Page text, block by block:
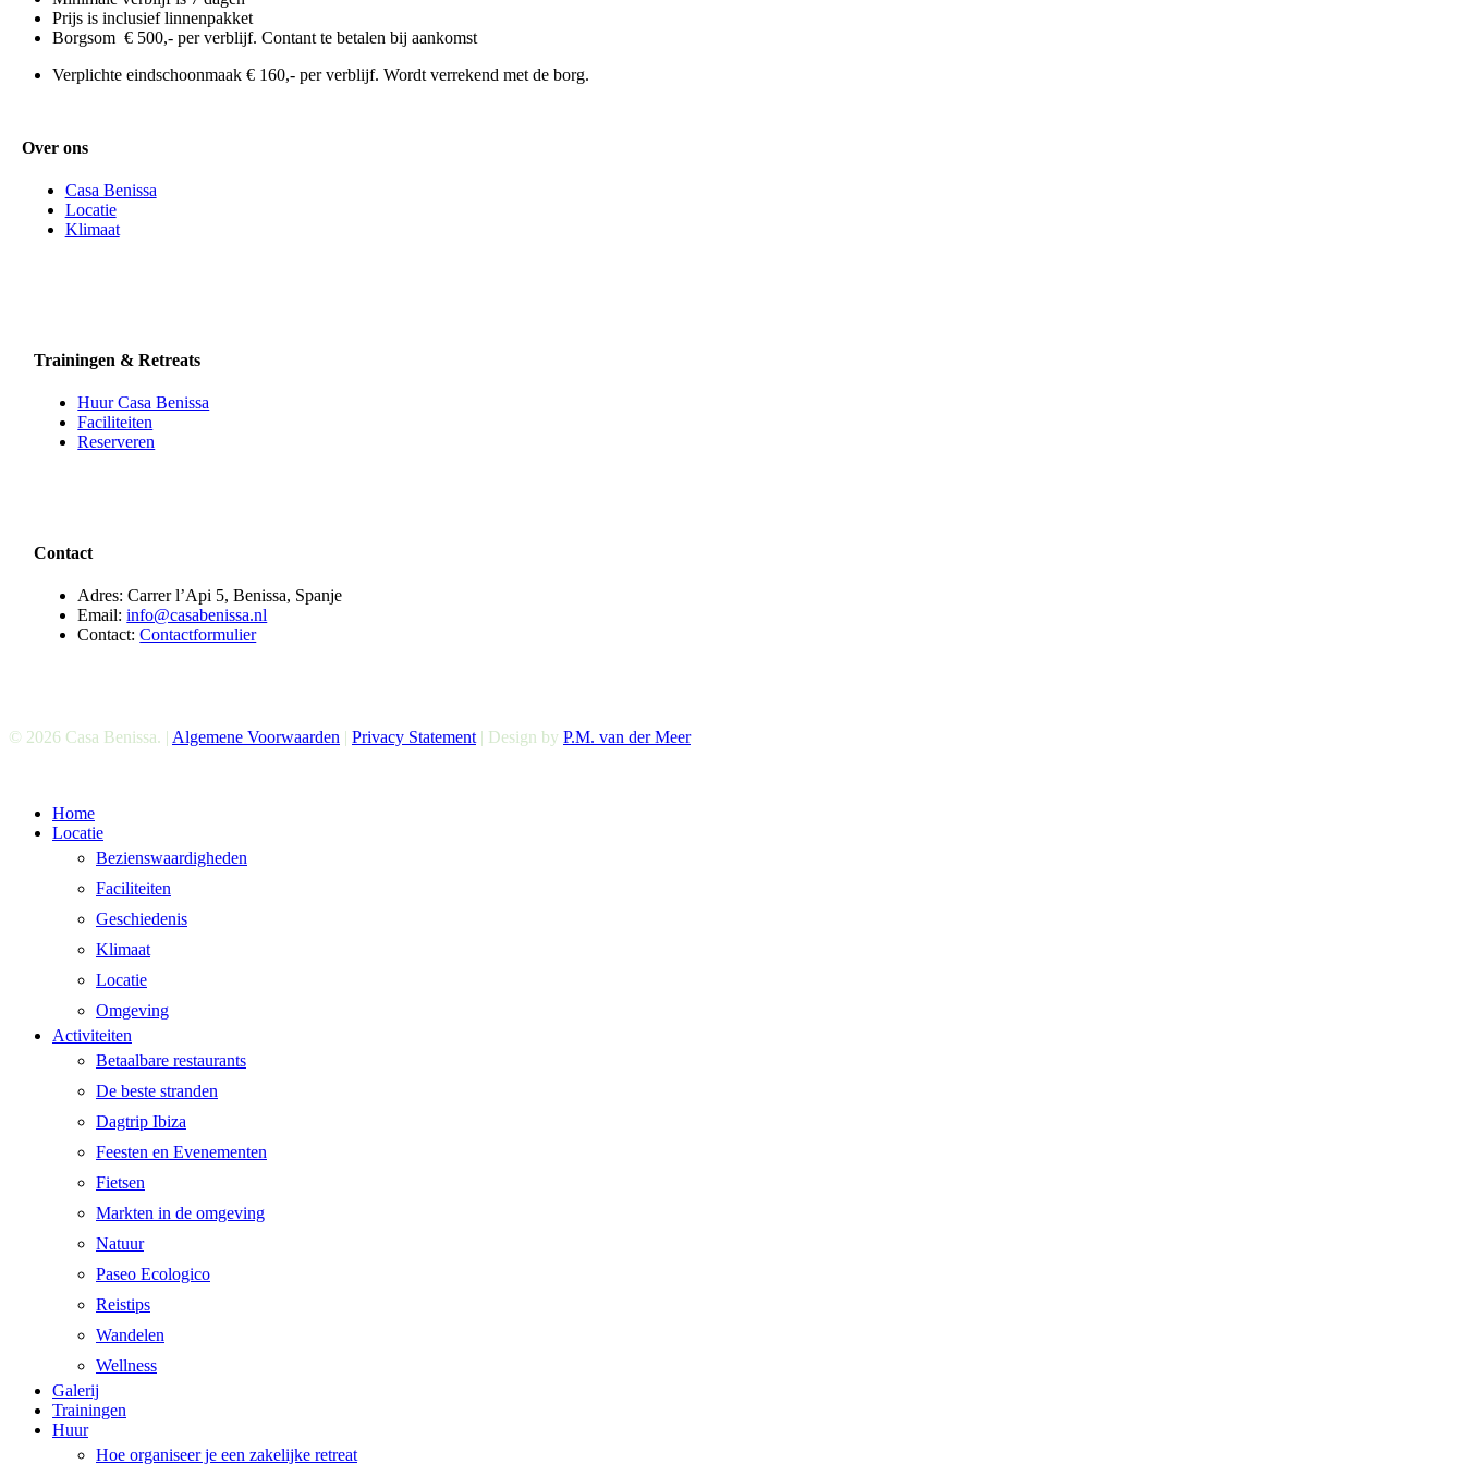
Prijs is inclusief linnenpakket
Borgsom € 500,- per verblijf. Contant te betalen bij aankomst
Verplichte eindschoonmaak € 160,- per verblijf. Wordt verrekend met de borg.
Over ons
Casa Benissa
Locatie
Klimaat
Trainingen & Retreats
Huur Casa Benissa
Faciliteiten
Reserveren
Contact
Adres: Carrer l’Api 5, Benissa, Spanje
Email:info@casabenissa.nl
Contact:Contactformulier
© 2026 Casa Benissa. | Algemene Voorwaarden | Privacy Statement | Design by P.M. van der Meer
Menu
sluiten
Home
Locatie
Bezienswaardigheden
Faciliteiten
Geschiedenis
Klimaat
Locatie
Omgeving
Activiteiten
Betaalbare restaurants
De beste stranden
Dagtrip Ibiza
Feesten en Evenementen
Fietsen
Markten in de omgeving
Natuur
Paseo Ecologico
Reistips
Wandelen
Wellness
Galerij
Trainingen
Huur
Hoe organiseer je een zakelijke retreat